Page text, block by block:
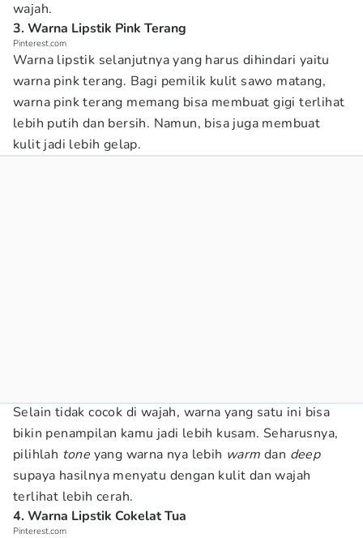
wajah.
3. Warna Lipstik Pink Terang
Pinterest.com
Warna lipstik selanjutnya yang harus dihindari yaitu
warna pink terang. Bagi pemilik kulit sawo matang,
warna pink terang memang bisa membuat gigi terlihat
lebih putih dan bersih. Namun, bisa juga membuat
kulit jadi lebih gelap.
Selain tidak cocok di wajah, warna yang satu ini bisa
bikin penampilan kamu jadi lebih kusam. Seharusnya,
pilihlah tone yang warna nya lebih warmdan deep
supaya hasilnya menyatu dengan kulit dan wajah
terlihat lebih cerah.
4. Warna Lipstik Cokelat Tua
Pinterest.com